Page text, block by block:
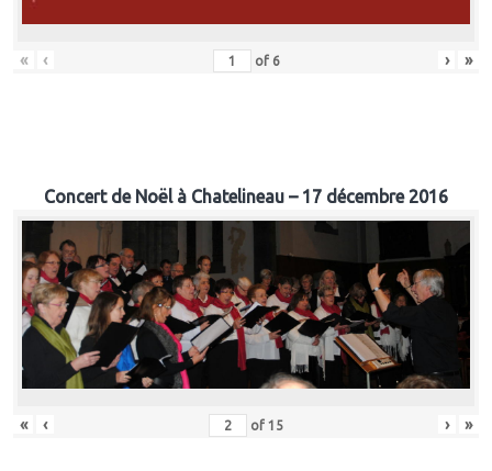
« ‹ of 6 › »
Concert de Noël à Chatelineau – 17 décembre 2016
« ‹ of 15 › »